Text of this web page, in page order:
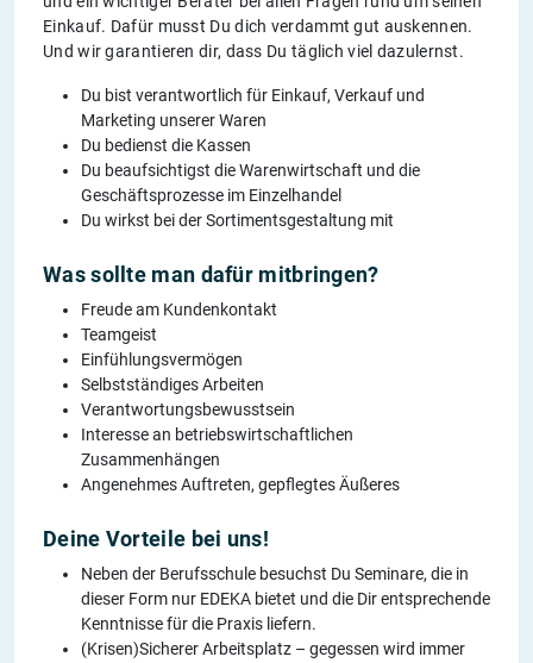
Einkauf. Dafür musst Du dich verdammt gut auskennen.
Und wir garantieren dir, dass Du täglich viel dazulernst.
Du bist verantwortlich für Einkauf, Verkauf und
Marketing unserer Waren
Du bedienst die Kassen
Du beaufsichtigst die Warenwirtschaft und die
Geschäftsprozesse im Einzelhandel
Du wirkst bei der Sortimentsgestaltung mit
Was sollte man dafür mitbringen?
Freude am Kundenkontakt
Teamgeist
Einfühlungsvermögen
Selbstständiges Arbeiten
Verantwortungsbewusstsein
Interesse an betriebswirtschaftlichen
Zusammenhängen
Angenehmes Auftreten, gepflegtes Äußeres
Deine Vorteile bei uns!
Neben der Berufsschule besuchst Du Seminare, die in
dieser Form nur EDEKA bietet und die Dir entsprechende
Kenntnisse für die Praxis liefern.
(Krisen)Sicherer Arbeitsplatz – gegessen wird immer